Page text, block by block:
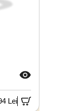
Lei